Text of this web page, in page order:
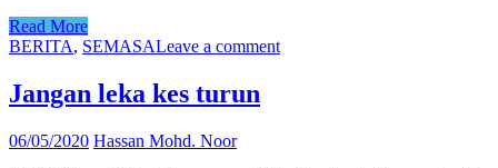
Read More
BERITA, SEMASALeave a comment
Jangan leka kes turun
06/05/2020 Hassan Mohd. Noor